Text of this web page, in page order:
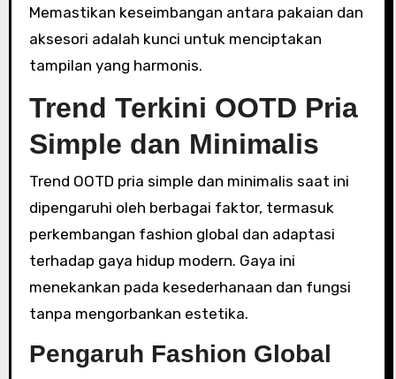
Memastikan keseimbangan antara pakaian dan
aksesori adalah kunci untuk menciptakan
tampilan yang harmonis.
Trend Terkini OOTD Pria
Simple dan Minimalis
Trend OOTD pria simple dan minimalis saat ini
dipengaruhi oleh berbagai faktor, termasuk
perkembangan fashion global dan adaptasi
terhadap gaya hidup modern. Gaya ini
menekankan pada kesederhanaan dan fungsi
tanpa mengorbankan estetika.
Pengaruh Fashion Global